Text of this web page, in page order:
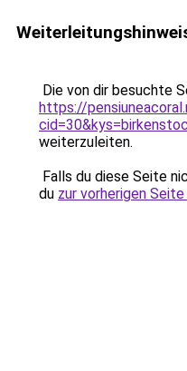
Die von dir besuchte
https://
weiterzuleiten.
Falls du diese Seite
du zur vorherigen